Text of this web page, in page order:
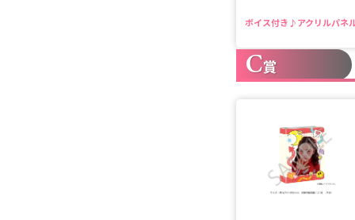
ボイス付き♪アクリルパネ
C賞